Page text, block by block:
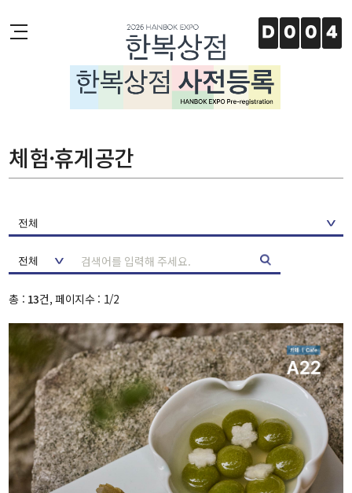
D 0 0 4
체험·휴게공간
총 : 13건, 페이지수 : 1/2